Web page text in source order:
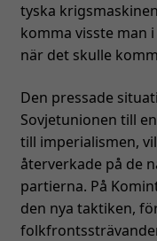
tyska
komma visste man
när det skulle
Den pressade
Sovjetunionen till
till imperialismen,
återverkade på de
partierna. På
den nya taktiken,